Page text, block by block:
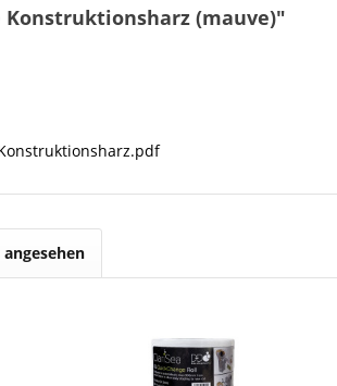
Konstruktionsharz (mauve)"